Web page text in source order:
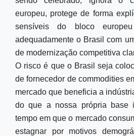
europeu, protege de forma
sensíveis do bloco
adequadamente o Brasil com
de modernização competitiva
O risco é que o Brasil seja
de fornecedor de commodities
mercado que beneficia a
do que a nossa própria base
tempo em que o mercado
estagnar por motivos